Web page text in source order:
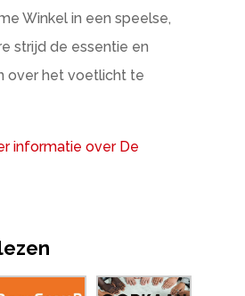
Winkel in een speelse,
strijd de essentie en
over het voetlicht te
informatie over De